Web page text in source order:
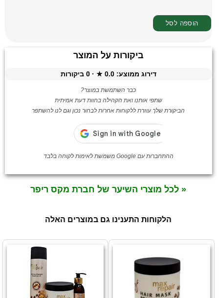
ביקורות על המוצר
דירוג ממוצע:0.0
★ ·
0 ביקורות
כבר השתמשת במוצר?
שתפי אותנו ואת הקהילה בחוות דעת אמיתית
הביקורת שלך עוזרת ללקוחות אחרות לבחור נכון וגם לנו להשתפר
ההתחברות עם Google משמשת לאימות לקוחה בלבד
« לכל מוצרי השיער של חברת מקס ריפר
הלקוחות התענינו גם במוצרים האלה